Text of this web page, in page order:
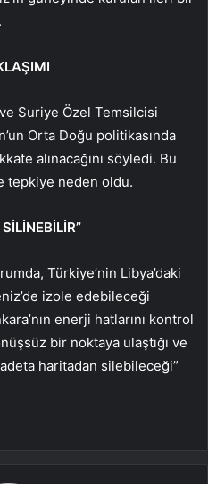
Suriye Özel Temsilcisi
Orta Doğu politikasında
alınacağını söyledi. Bu
tepkiye neden oldu.
Türkiye’nin Libya’daki
izole edebileceği
enerji hatlarını kontrol
bir noktaya ulaştığı ve
haritadan silebileceği”